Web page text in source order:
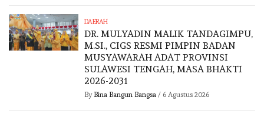
DAERAH
DR. MULYADIN MALIK TANDAGIMPU,
M.SI., CIGS RESMI PIMPIN BADAN
MUSYAWARAH ADAT PROVINSI
SULAWESI TENGAH, MASA BHAKTI
2026-2031
By Bina Bangun Bangsa / 6 Agustus 2026